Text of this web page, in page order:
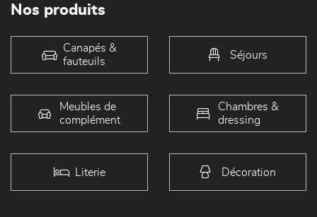
Nos produits
Canapés &
fauteuils
Séjours
Meubles de
complément
Chambres &
dressing
Literie Décoration